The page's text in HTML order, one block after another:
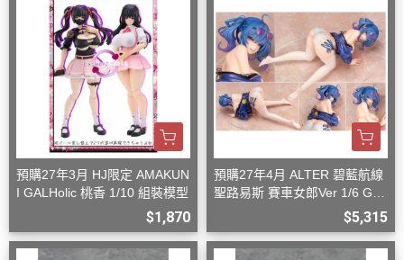
預購27年3月 HJ限定 AMAKUN
I GALHolic 桃香 1/10 組裝模型
$1,870
預購27年4月 ALTER 碧藍航線
聖路易斯 賽車女郎Ver 1/6 G08
$5,315